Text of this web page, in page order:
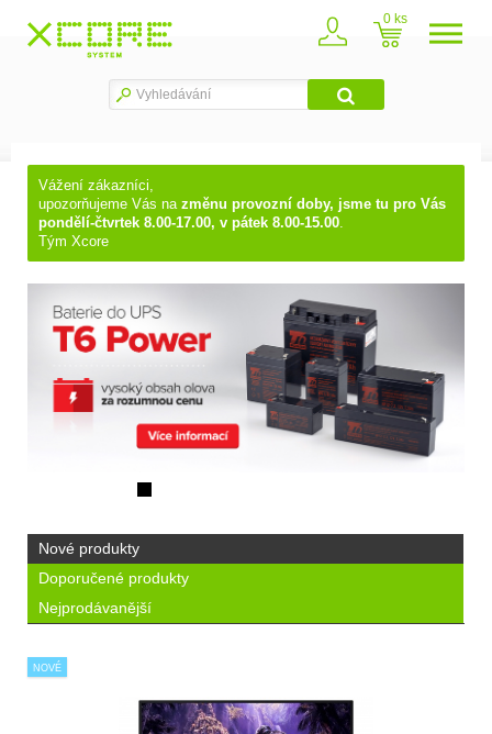
0
Vážení zákazníci,
upozorňujeme Vás na změnu provozní doby, jsme tu pro Vás
pondělí-čtvrtek 8.00-17.00, v pátek 8.00-15.00.
Tým Xcore
Nové produkty
Doporučené produkty
Nejprodávanější
NOVÉ